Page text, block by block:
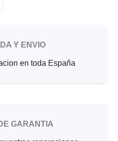
Y ENVIO
en toda España
GARANTIA